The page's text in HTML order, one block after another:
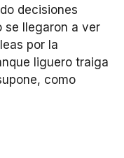
decisiones
se llegaron a ver
por la
liguero traiga
como